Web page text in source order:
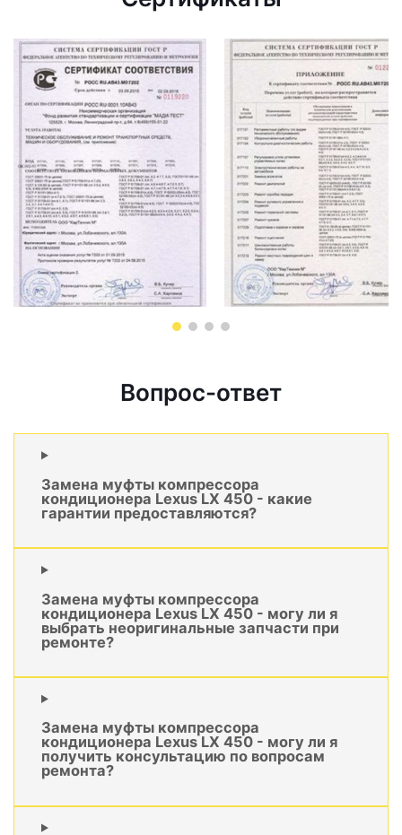
Вопрос-ответ
Замена муфты компрессора
кондиционера Lexus LX 450 - какие
гарантии предоставляются?
Замена муфты компрессора
кондиционера Lexus LX 450 - могу ли я
выбрать неоригинальные запчасти при
ремонте?
Замена муфты компрессора
кондиционера Lexus LX 450 - могу ли я
получить консультацию по вопросам
ремонта?